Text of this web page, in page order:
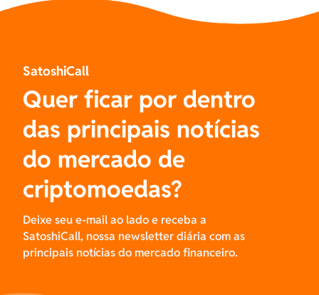
SatoshiCall
Quer ficar por dentro
das principais notícias
do mercado de
criptomoedas?
Deixe seu e-mail ao lado e receba a
SatoshiCall, nossa newsletter diária com as
principais notícias do mercado financeiro.